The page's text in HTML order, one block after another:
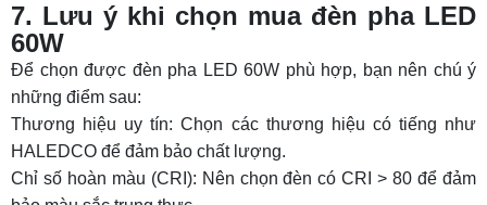
7. Lưu ý khi chọn mua đèn pha LED
60W
Để chọn được đèn pha LED 60W phù hợp, bạn nên chú ý
những điểm sau:
Thương hiệu uy tín: Chọn các thương hiệu có tiếng như
HALEDCO để đảm bảo chất lượng.
Chỉ số hoàn màu (CRI): Nên chọn đèn có CRI > 80 để đảm